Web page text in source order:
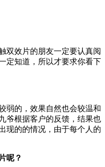
双效片的朋友一定要认真阅
定知道，所以才要求你看下
弱的，效果自然也会较温和
爷根据客户的反馈，结果也
现的的情况，由于每个人的
呢？